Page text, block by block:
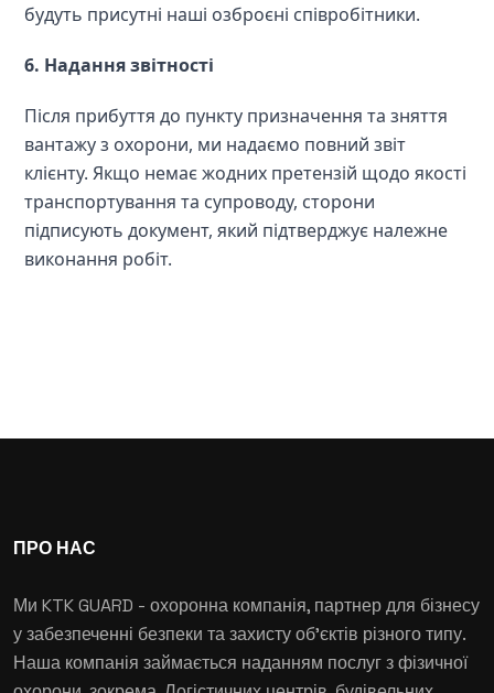
будуть присутні наші озброєні співробітники.
6. Надання звітності
Після прибуття до пункту призначення та зняття
вантажу з охорони, ми надаємо повний звіт
клієнту. Якщо немає жодних претензій щодо якості
транспортування та супроводу, сторони
підписують документ, який підтверджує належне
виконання робіт.
ПРО НАС
Ми KTK GUARD - охоронна компанія, партнер для бізнесу
у забезпеченні безпеки та захисту об'єктів різного типу.
Наша компанія займається наданням послуг з фізичної